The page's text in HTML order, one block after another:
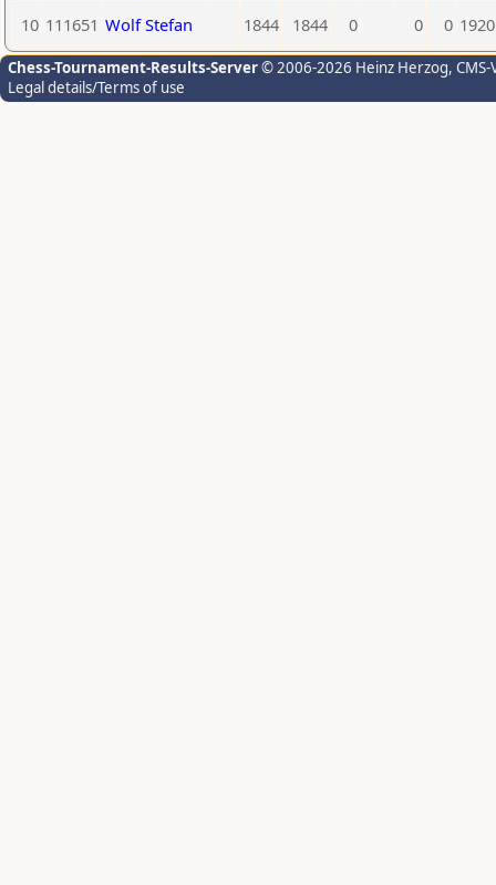
10 111651 Wolf Stefan 1844 1844 0 0 0 1920
Chess-Tournament-Results-Server© 2006-2026 Heinz Herzog,
Legal details/Terms of use